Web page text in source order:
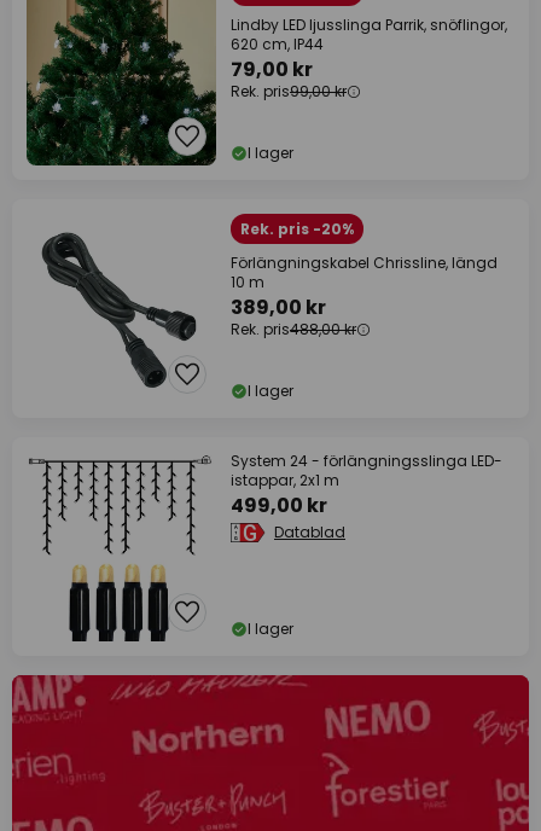
Lindby LED ljusslinga Parrik, snöflingor,
620 cm, IP44
79,00 kr
Rek. pris99,00 kr
I lager
Rek. pris -20%
Förlängningskabel Chrissline, längd
10 m
389,00 kr
Rek. pris488,00 kr
I lager
System 24 - förlängningsslinga LED-
istappar, 2x1 m
499,00 kr
Datablad
I lager